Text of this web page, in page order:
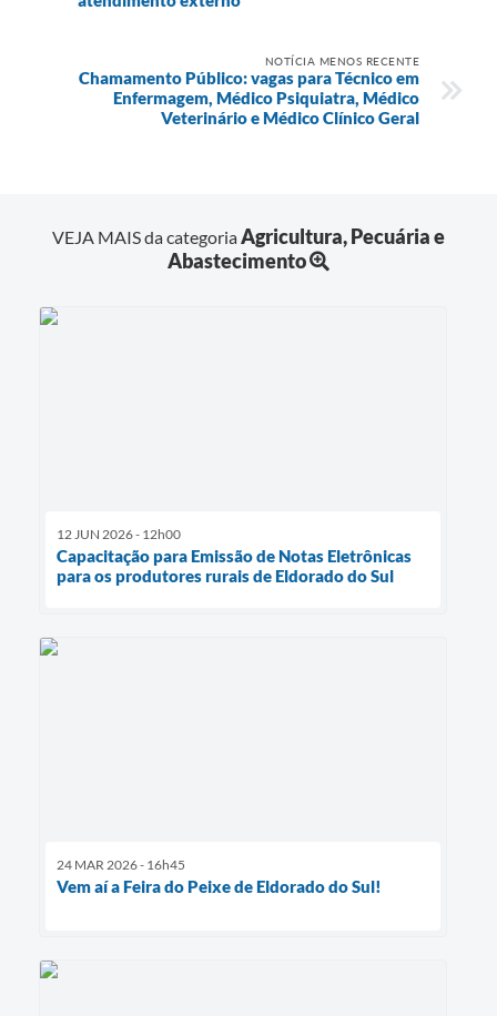
NOTÍCIA MENOS RECENTE
Chamamento Público: vagas para Técnico em
Enfermagem, Médico Psiquiatra, Médico
Veterinário e Médico Clínico Geral
VEJA MAIS da categoriaAgricultura, Pecuária e
Abastecimento
12 JUN 2026 - 12h00
Capacitação para Emissão de Notas Eletrônicas
para os produtores rurais de Eldorado do Sul
24 MAR 2026 - 16h45
Vem aí a Feira do Peixe de Eldorado do Sul!